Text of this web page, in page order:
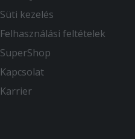
Süti kezelés
Felhasználási feltételek
SuperShop
Kapcsolat
Karrier